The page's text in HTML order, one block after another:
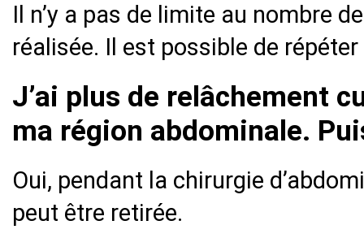
Il n’y a pas de limite au nombre
réalisée. Il est possible de
J’ai plus de relâchement
ma région abdominale.
Oui, pendant la chirurgie
peut être retirée.